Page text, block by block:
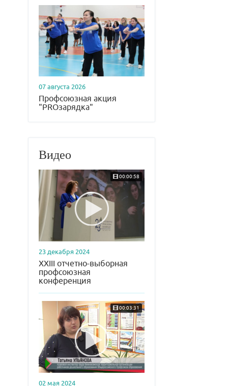
07 августа 2026
Профсоюзная акция
"PROзарядка"
Видео
00:00:58
23 декабря 2024
XXIII отчетно-выборная
профсоюзная
конференция
00:03:31
02 мая 2024